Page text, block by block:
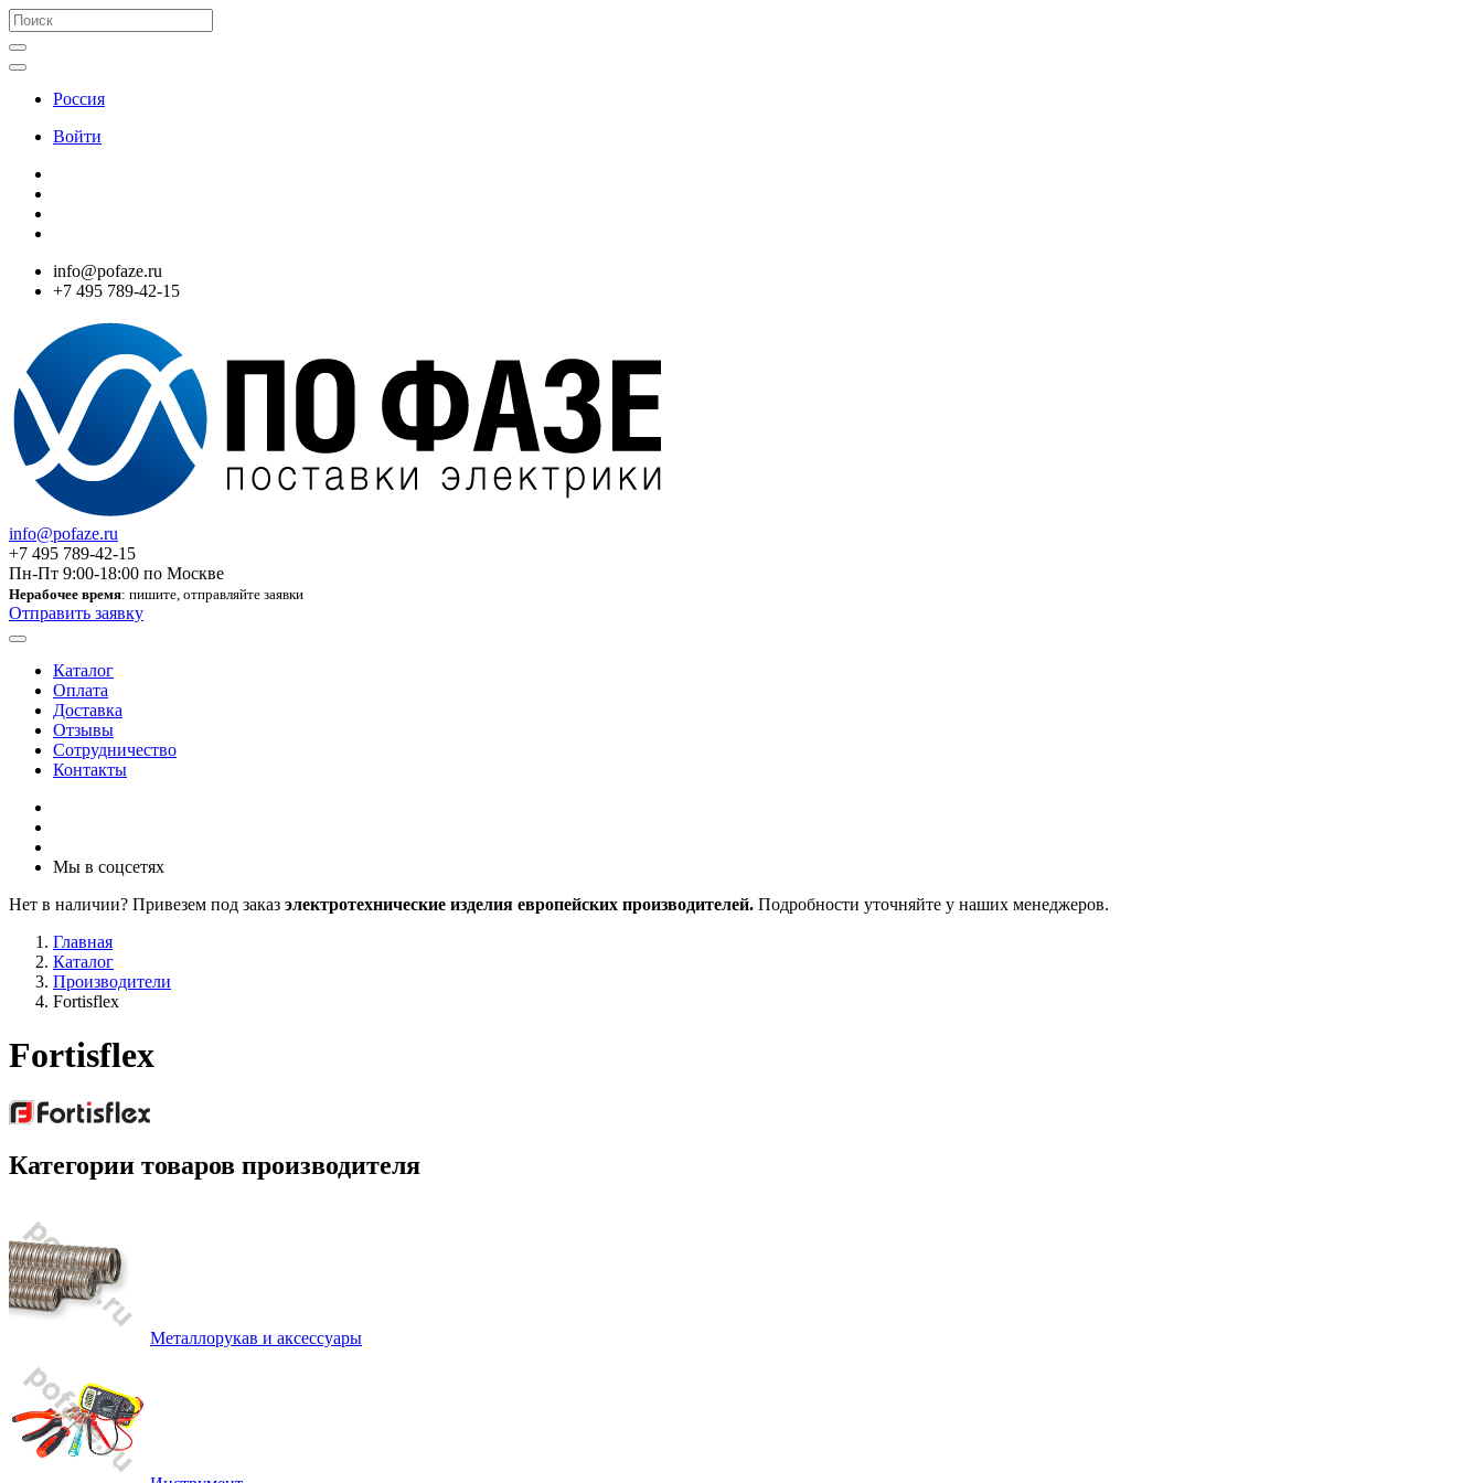
Россия
Войти
info@pofaze.ru
+7 495 789-42-15
info@pofaze.ru
+7 495 789-42-15
Пн-Пт 9:00-18:00 по Москве
Нерабочее время: пишите, отправляйте заявки
Отправить заявку
Каталог
Оплата
Доставка
Отзывы
Сотрудничество
Контакты
Мы в соцсетях
Нет в наличии? Привезем под заказ электротехнические изделия европейских производителей. Подробности уточняйте у наших менеджеров.
Главная
Каталог
Производители
Fortisflex
Fortisflex
Категории товаров производителя
Металлорукав и аксессуары